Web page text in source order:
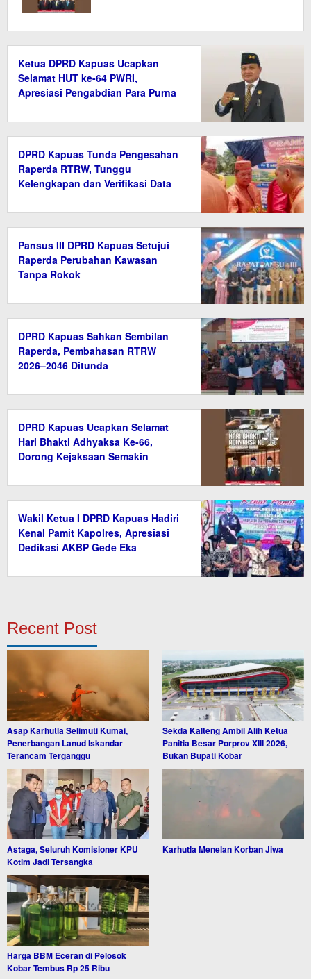
Ketua DPRD Kapuas Ucapkan
Selamat HUT ke-64 PWRI,
Apresiasi Pengabdian Para Purna
DPRD Kapuas Tunda Pengesahan
Raperda RTRW, Tunggu
Kelengkapan dan Verifikasi Data
Pansus III DPRD Kapuas Setujui
Raperda Perubahan Kawasan
Tanpa Rokok
DPRD Kapuas Sahkan Sembilan
Raperda, Pembahasan RTRW
2026–2046 Ditunda
DPRD Kapuas Ucapkan Selamat
Hari Bhakti Adhyaksa Ke-66,
Dorong Kejaksaan Semakin
Wakil Ketua I DPRD Kapuas Hadiri
Kenal Pamit Kapolres, Apresiasi
Dedikasi AKBP Gede Eka
Recent Post
Asap Karhutla Selimuti Kumai,
Penerbangan Lanud Iskandar
Terancam Terganggu
Sekda Kalteng Ambil Alih Ketua
Panitia Besar Porprov XIII 2026,
Bukan Bupati Kobar
Astaga, Seluruh Komisioner KPU
Kotim Jadi Tersangka
Karhutla Menelan Korban Jiwa
Harga BBM Eceran di Pelosok
Kobar Tembus Rp 25 Ribu